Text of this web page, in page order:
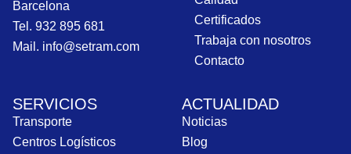
Barcelona
Tel. 932 895 681
Mail. info@setram.com
Certificados
Trabaja con nosotros
Contacto
SERVICIOS
Transporte
Centros Logísticos
ACTUALIDAD
Noticias
Blog